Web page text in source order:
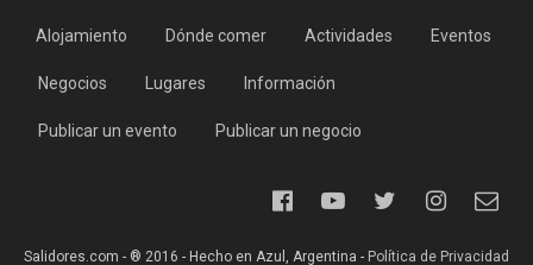
Alojamiento Dónde comer Actividades Eventos
Negocios Lugares Información
Publicar un evento Publicar un negocio
Salidores.com - ® 2016 - Hecho en Azul, Argentina - Política de Privacidad